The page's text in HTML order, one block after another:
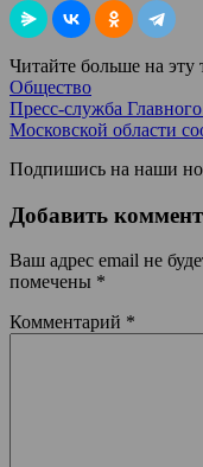
Читайте больше на эту
Общество
Пресс-служба
Московской области
Подпишись на наши
Добавить
Ваш адрес email не
помечены *
Комментарий *